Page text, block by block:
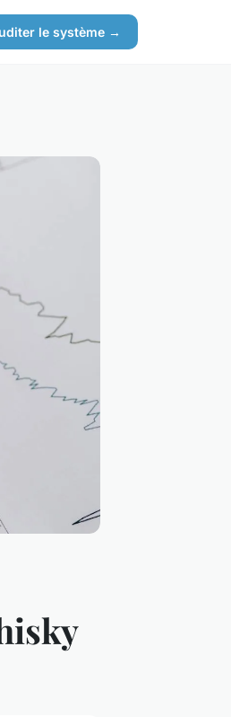
le système →